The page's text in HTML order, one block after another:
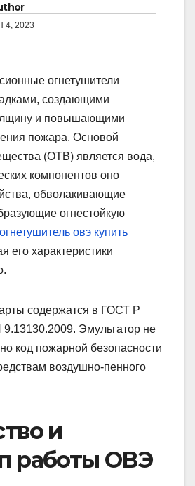
4, 2023
огнетушители
создающими
и повышающими
пожара. Основой
(ОТВ) является вода,
компонентов оно
обволакивающие
огнестойкую
огнетушитель овэ купить
его характеристики
содержатся в ГОСТ Р
Эмульгатор не
код пожарной безопасности
воздушно-пенного
и
работы ОВЭ